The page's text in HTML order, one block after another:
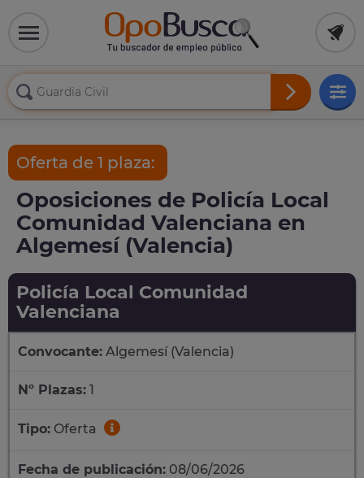
Oferta de 1 plaza:
Oposiciones de Policía Local
Comunidad Valenciana en
Algemesí (Valencia)
Policía Local Comunidad
Valenciana
Convocante: Algemesí (Valencia)
Nº Plazas: 1
Tipo: Oferta
Fecha de publicación: 08/06/2026